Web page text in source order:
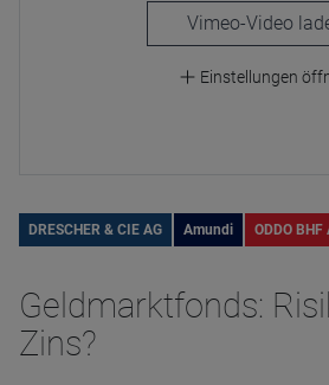
Einstellungen
DRESCHER & CIE AG Amundi ODDO BHF
Geldmarktfonds:
Zins?